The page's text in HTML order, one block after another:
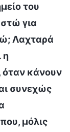
του
για
Λαχταρά
η
κάνουν
συνεχώς
μόλις